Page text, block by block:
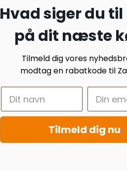
Hvad siger du
på dit næste
Tilmeld dig vores
modtag en rabatkode til
Tilmeld dig nu